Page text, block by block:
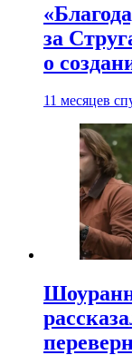
за
о
11 месяцев